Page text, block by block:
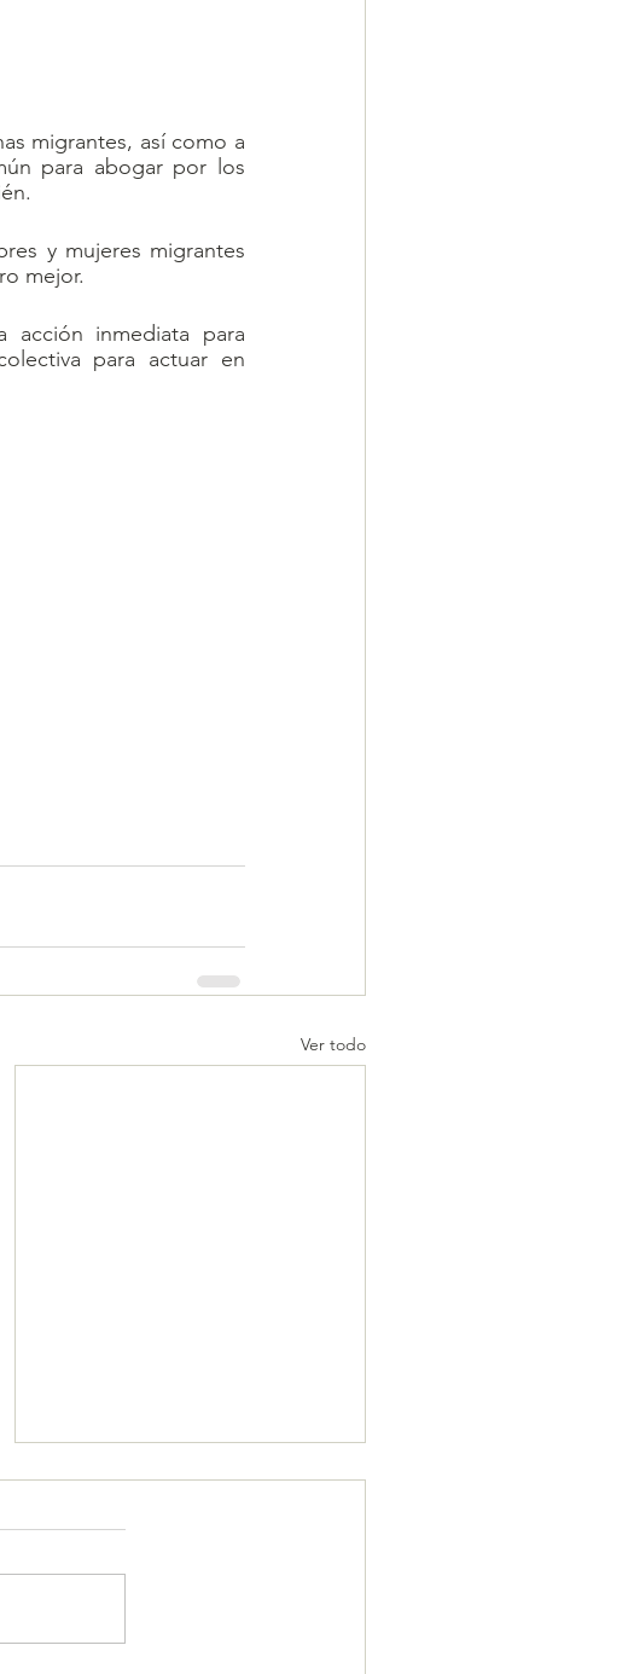
migrantes, así como a
para abogar por los
y mujeres migrantes
mejor.
acción inmediata para
para actuar en
Ver todo